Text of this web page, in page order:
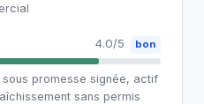
4.0/5 bon
promesse signée, actif
sans permis